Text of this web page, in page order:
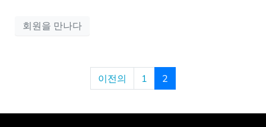
회원을 만나다
이전의 1 2